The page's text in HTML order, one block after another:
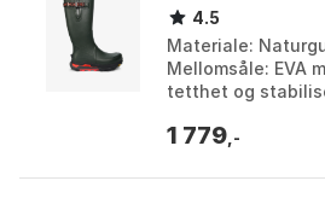
4.5
Materiale:
Mellomsåle: EVA
tetthet og
MegaGrip-
1 779 ,-